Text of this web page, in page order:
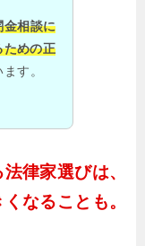
金相談に
ための正
す。
律家選びは、
なることも。